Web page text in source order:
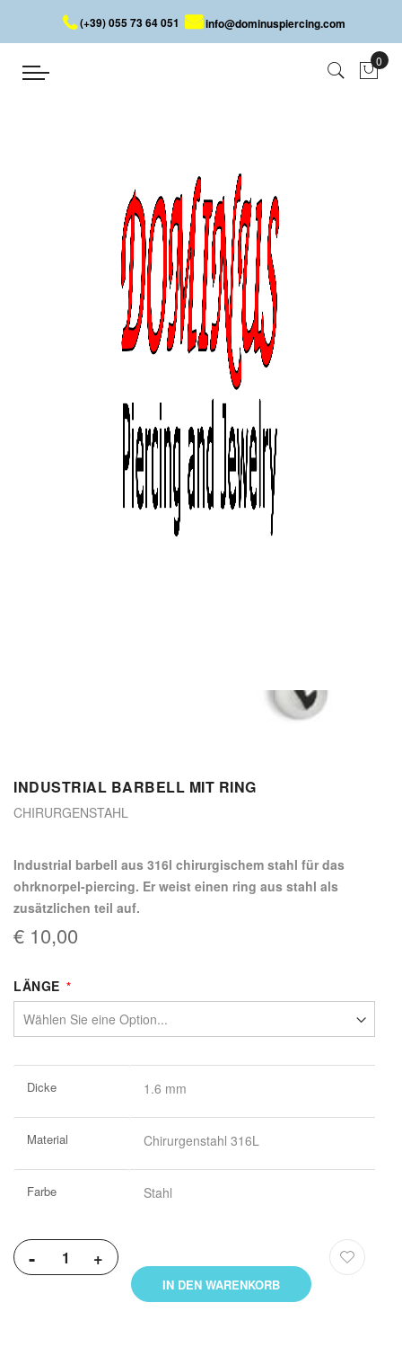
(+39) 055 73 64 051 info@dominuspiercing.com
INDUSTRIAL BARBELL MIT RING
INDUSTRIAL BARBELL MIT RING
INDUSTRIAL BARBELL MIT RING
CHIRURGENSTAHL
Industrial barbell aus 316l chirurgischem stahl für das
ohrknorpel-piercing. Er weist einen ring aus stahl als
zusätzlichen teil auf.
€ 10,00
LÄNGE
Informationen
Dicke 1.6 mm
Material Chirurgenstahl 316L
Farbe Stahl
- +
IN DEN WARENKORB